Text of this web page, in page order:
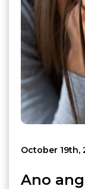
October 19th,
Ano